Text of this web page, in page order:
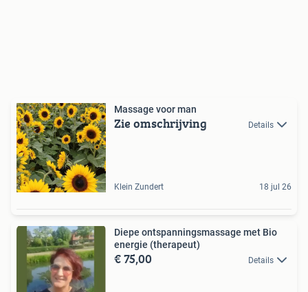
Massage voor man
Zie omschrijving Details
Klein Zundert 18 jul 26
Diepe ontspanningsmassage met Bio
energie (therapeut)
€ 75,00 Details